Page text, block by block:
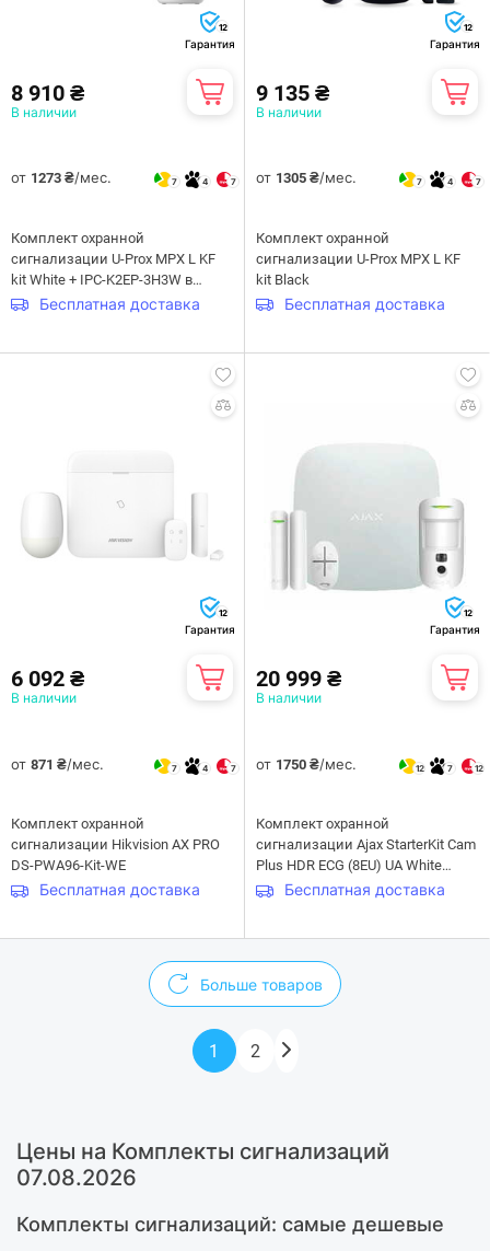
12
Гарантия
8 910 ₴
В наличии
от 1273 ₴/мес. 7 4 7
Комплект охранной
сигнализации U-Prox MPX L KF
kit White + IPC-K2EP-3H3W в
подарокБесплатная доставка
12
Гарантия
9 135 ₴
В наличии
от 1305 ₴/мес. 7 4 7
Комплект охранной
сигнализации U-Prox MPX L KF
kit Black
Бесплатная доставка
12
Гарантия
6 092 ₴
В наличии
от 871 ₴/мес. 7 4 7
Комплект охранной
сигнализации Hikvision AX PRO
DS-PWA96-Kit-WE
Бесплатная доставка
12
Гарантия
20 999 ₴
В наличии
от 1750 ₴/мес. 12 7 12
Комплект охранной
сигнализации Ajax StarterKit Cam
Plus HDR ECG (8EU) UA White
(117597.66.WH1)
Бесплатная доставка
Больше товаров
1 2
Цены на Комплекты сигнализаций
07.08.2026
Комплекты сигнализаций: самые дешевые